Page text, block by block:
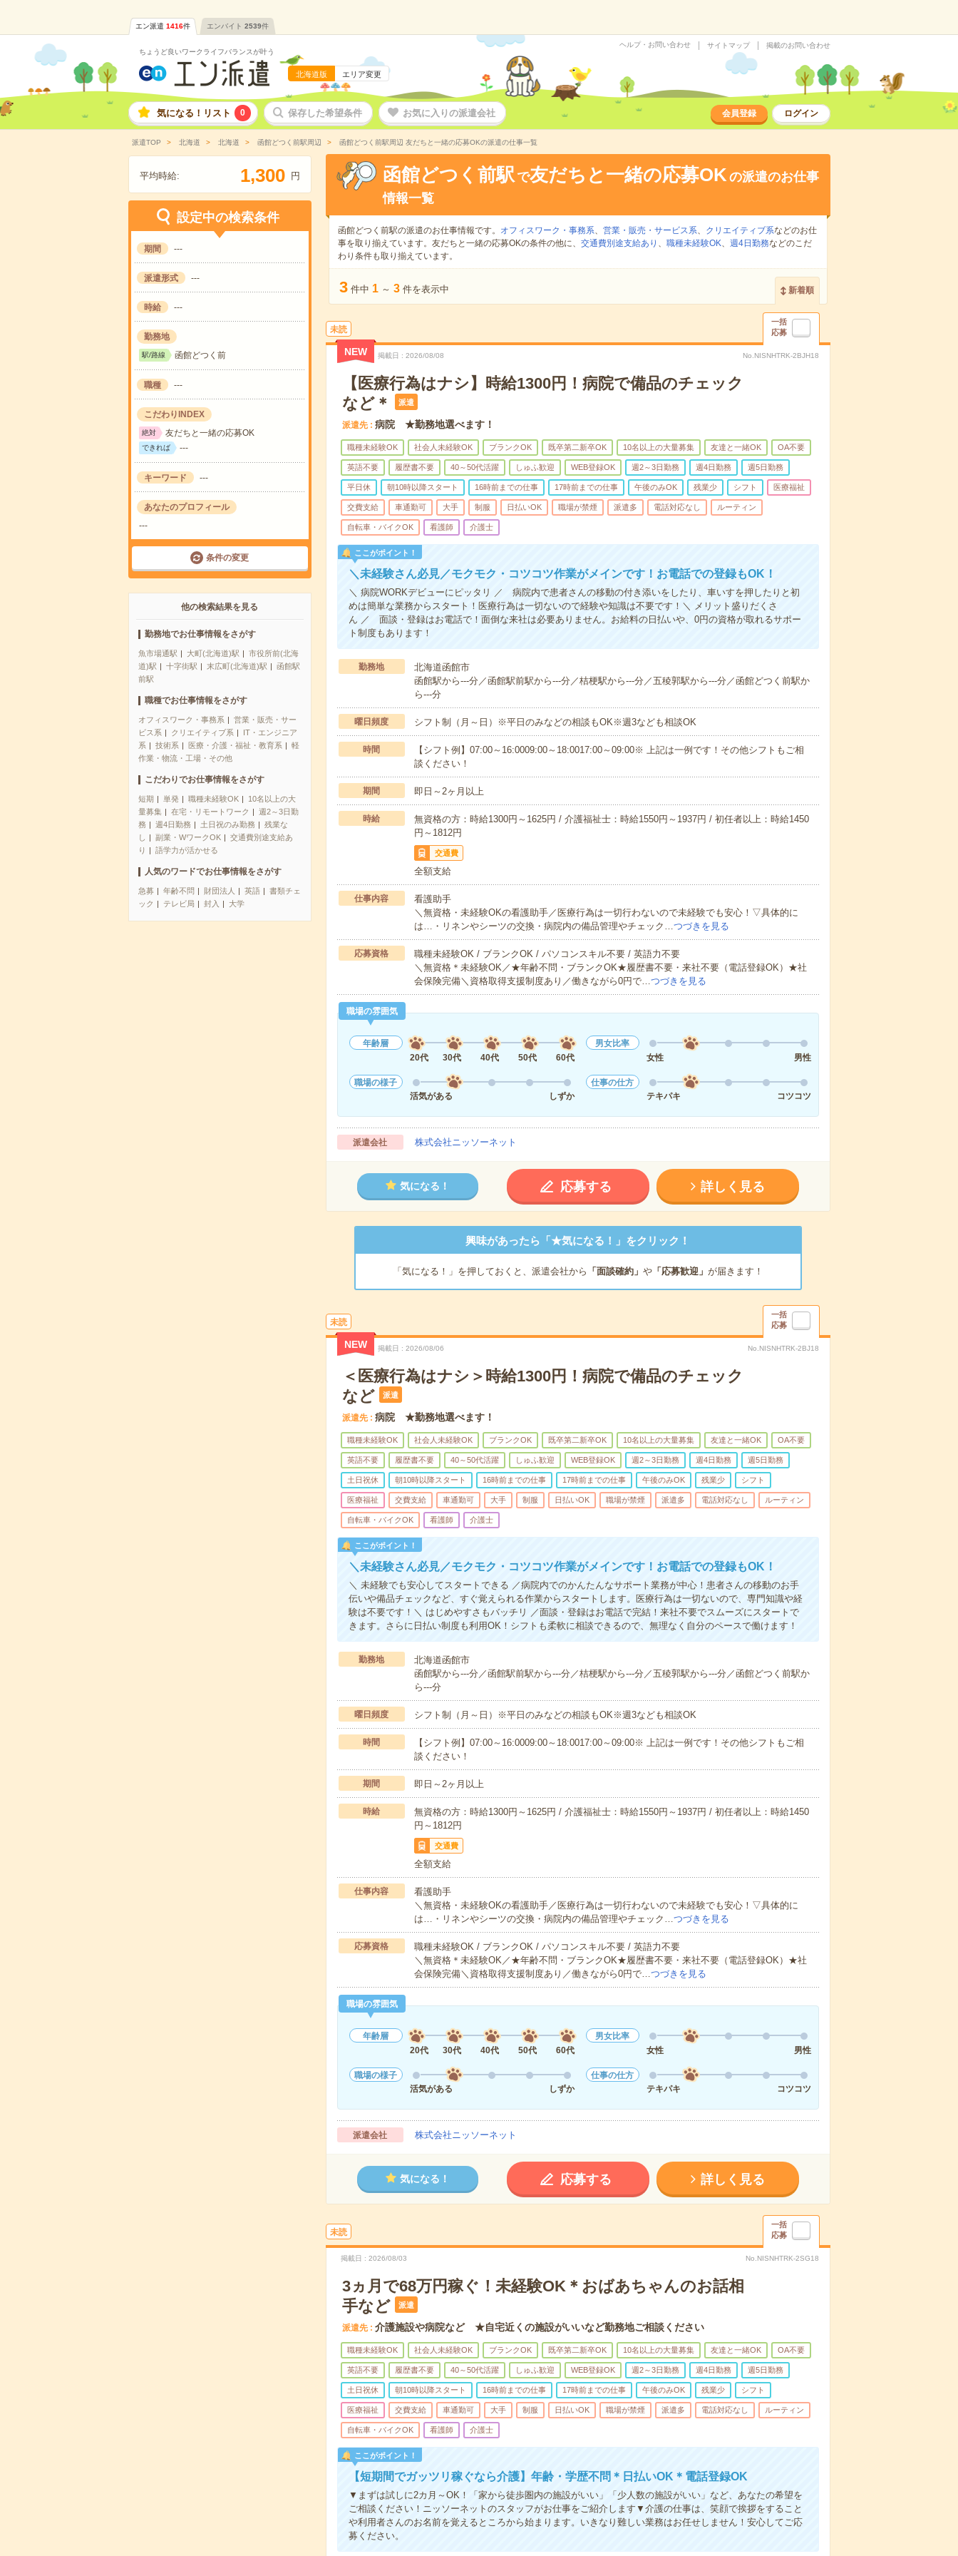
エン派遣 1416件 エンバイト 2539件
ちょうど良いワークライフバランスが叶う
北海道版 エリア変更
ヘルプ・お問い合わせ サイトマップ 掲載のお問い合わせ
気になる！リスト 0 保存した希望条件 お気に入りの派遣会社 会員登録 ログイン
派遣TOP 北海道 北海道 函館どつく前駅周辺 函館どつく前駅周辺 友だちと一緒の応募OKの派遣の仕事一覧
平均時給: 1,300 円
設定中の検索条件
期間 ---
派遣形式 ---
時給 ---
勤務地
駅/路線 函館どつく前
職種 ---
こだわりINDEX
絶対 友だちと一緒の応募OK
できれば ---
キーワード ---
あなたのプロフィール
---
条件の変更
他の検索結果を見る
勤務地でお仕事情報をさがす
魚市場通駅 大町(北海道)駅
市役所前(北海
道)駅
十字街駅 末広町(北海道)駅
函館駅
前駅
職種でお仕事情報をさがす
オフィスワーク・事務系
営業・販売・サー
ビス系
クリエイティブ系
IT・エンジニア
系
技術系 医療・介護・福祉・教育系
軽
作業・物流・工場・その他
こだわりでお仕事情報をさがす
短期 単発 職種未経験OK
10名以上の大
量募集
在宅・リモートワーク
週2～3日勤
務
週4日勤務 土日祝のみ勤務
残業な
し
副業・WワークOK
交通費別途支給あ
り
語学力が活かせる
人気のワードでお仕事情報をさがす
急募 年齢不問 財団法人 英語
書類チェ
ック
テレビ局 封入 大学
函館どつく前駅 で友だちと一緒の応募OKの派遣のお仕事
情報一覧
函館どつく前駅の派遣のお仕事情報です。 オフィスワーク・事務系、 営業・販売・サービス系、 クリエイティブ系などのお仕
事を取り揃えています。友だちと一緒の応募OKの条件の他に、 交通費別途支給あり 、 職種未経験OK、 週4日勤務などのこだ
わり条件も取り揃えています。
3 件中 1 ～ 3 件を表示中 新着順
未読
一括
応募
NEW 掲載日 2026/08/08 No.NISNHTRK-2BJH18
【医療行為はナシ】時給1300円！病院で備品のチェック
など＊
派遣
派遣先 病院 ★勤務地選べます！
職種未経験OK 社会人未経験OK ブランクOK 既卒第二新卒OK 10名以上の大量募集 友達と一緒OK OA不要
英語不要 履歴書不要 40～50代活躍 しゅふ歓迎 WEB登録OK 週2～3日勤務 週4日勤務 週5日勤務
平日休 朝10時以降スタート 16時前までの仕事 17時前までの仕事 午後のみOK 残業少 シフト 医療福祉
交費支給 車通勤可 大手 制服 日払いOK 職場が禁煙 派遣多 電話対応なし ルーティン
自転車・バイクOK 看護師 介護士
ここがポイント！
＼未経験さん必見／モクモク・コツコツ作業がメインです！お電話での登録もOK！
＼ 病院WORKデビューにピッタリ ／ 病院内で患者さんの移動の付き添いをしたり、車いすを押したりと初
めは簡単な業務からスタート！医療行為は一切ないので経験や知識は不要です！＼ メリット盛りだくさ
ん ／ 面談・登録はお電話で！面倒な来社は必要ありません。お給料の日払いや、0円の資格が取れるサポー
ト制度もあります！
勤務地
北海道函館市
函館駅から---分／函館駅前駅から---分／桔梗駅から---分／五稜郭駅から---分／函館どつく前駅か
ら---分
曜日頻度 シフト制（月～日）※平日のみなどの相談もOK※週3なども相談OK
時間
【シフト例】07:00～16:0009:00～18:0017:00～09:00※ 上記は一例です！その他シフトもご相
談ください！
期間 即日～2ヶ月以上
時給
無資格の方：時給1300円～1625円 / 介護福祉士：時給1550円～1937円 / 初任者以上：時給1450
円～1812円
交通費
全額支給
仕事内容
看護助手
＼無資格・未経験OKの看護助手／医療行為は一切行わないので未経験でも安心！▽具体的に
は…・リネンやシーツの交換・病院内の備品管理やチェック…つづきを見る
応募資格
職種未経験OK / ブランクOK / パソコンスキル不要 / 英語力不要
＼無資格＊未経験OK／★年齢不問・ブランクOK★履歴書不要・来社不要（電話登録OK）★社
会保険完備＼資格取得支援制度あり／働きながら0円で…つづきを見る
職場の雰囲気
年齢層
20代
30代 40代 50代 60代
男女比率
女性
男性
職場の様子
活気がある
しずか
仕事の仕方
テキパキ
コツコツ
派遣会社 株式会社ニッソーネット
気になる！ 応募する 詳しく見る
興味があったら「★気になる！」をクリック！
「気になる！」を押しておくと、派遣会社から 「面談確約」 や「応募歓迎」 が届きます！
未読
一括
応募
NEW 掲載日 2026/08/06 No.NISNHTRK-2BJ18
＜医療行為はナシ＞時給1300円！病院で備品のチェック
など
派遣
派遣先 病院 ★勤務地選べます！
職種未経験OK 社会人未経験OK ブランクOK 既卒第二新卒OK 10名以上の大量募集 友達と一緒OK OA不要
英語不要 履歴書不要 40～50代活躍 しゅふ歓迎 WEB登録OK 週2～3日勤務 週4日勤務 週5日勤務
土日祝休 朝10時以降スタート 16時前までの仕事 17時前までの仕事 午後のみOK 残業少 シフト
医療福祉 交費支給 車通勤可 大手 制服 日払いOK 職場が禁煙 派遣多 電話対応なし ルーティン
自転車・バイクOK 看護師 介護士
ここがポイント！
＼未経験さん必見／モクモク・コツコツ作業がメインです！お電話での登録もOK！
＼ 未経験でも安心してスタートできる ／病院内でのかんたんなサポート業務が中心！患者さんの移動のお手
伝いや備品チェックなど、すぐ覚えられる作業からスタートします。医療行為は一切ないので、専門知識や経
験は不要です！＼ はじめやすさもバッチリ ／面談・登録はお電話で完結！来社不要でスムーズにスタートで
きます。さらに日払い制度も利用OK！シフトも柔軟に相談できるので、無理なく自分のペースで働けます！
勤務地
北海道函館市
函館駅から---分／函館駅前駅から---分／桔梗駅から---分／五稜郭駅から---分／函館どつく前駅か
ら---分
曜日頻度 シフト制（月～日）※平日のみなどの相談もOK※週3なども相談OK
時間
【シフト例】07:00～16:0009:00～18:0017:00～09:00※ 上記は一例です！その他シフトもご相
談ください！
期間 即日～2ヶ月以上
時給
無資格の方：時給1300円～1625円 / 介護福祉士：時給1550円～1937円 / 初任者以上：時給1450
円～1812円
交通費
全額支給
仕事内容
看護助手
＼無資格・未経験OKの看護助手／医療行為は一切行わないので未経験でも安心！▽具体的に
は…・リネンやシーツの交換・病院内の備品管理やチェック…つづきを見る
応募資格
職種未経験OK / ブランクOK / パソコンスキル不要 / 英語力不要
＼無資格＊未経験OK／★年齢不問・ブランクOK★履歴書不要・来社不要（電話登録OK）★社
会保険完備＼資格取得支援制度あり／働きながら0円で…つづきを見る
職場の雰囲気
年齢層
20代
30代 40代 50代 60代
男女比率
女性
男性
職場の様子
活気がある
しずか
仕事の仕方
テキパキ
コツコツ
派遣会社 株式会社ニッソーネット
気になる！ 応募する 詳しく見る
未読
一括
応募
掲載日 2026/08/03 No.NISNHTRK-2SG18
3ヵ月で68万円稼ぐ！未経験OK＊おばあちゃんのお話相
手など
派遣
派遣先 介護施設や病院など ★自宅近くの施設がいいなど勤務地ご相談ください
職種未経験OK 社会人未経験OK ブランクOK 既卒第二新卒OK 10名以上の大量募集 友達と一緒OK OA不要
英語不要 履歴書不要 40～50代活躍 しゅふ歓迎 WEB登録OK 週2～3日勤務 週4日勤務 週5日勤務
土日祝休 朝10時以降スタート 16時前までの仕事 17時前までの仕事 午後のみOK 残業少 シフト
医療福祉 交費支給 車通勤可 大手 制服 日払いOK 職場が禁煙 派遣多 電話対応なし ルーティン
自転車・バイクOK 看護師 介護士
ここがポイント！
【短期間でガッツリ稼ぐなら介護】年齢・学歴不問＊日払いOK＊電話登録OK
▼まずは試しに2カ月～OK！「家から徒歩圏内の施設がいい」「少人数の施設がいい」など、あなたの希望を
ご相談ください！ニッソーネットのスタッフがお仕事をご紹介します▼介護の仕事は、笑顔で挨拶をすること
や利用者さんのお名前を覚えるところから始まります。いきなり難しい業務はお任せしません！安心してご応
募ください。